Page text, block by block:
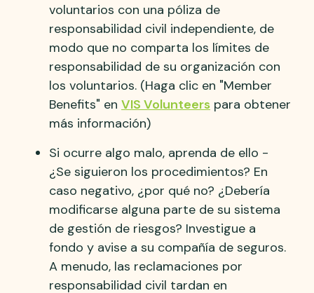
voluntarios con una póliza de
responsabilidad civil independiente, de
modo que no comparta los límites de
responsabilidad de su organización con
los voluntarios. (Haga clic en "Member
Benefits" en VIS Volunteers para obtener
más información)
Si ocurre algo malo, aprenda de ello -
¿Se siguieron los procedimientos? En
caso negativo, ¿por qué no? ¿Debería
modificarse alguna parte de su sistema
de gestión de riesgos? Investigue a
fondo y avise a su compañía de seguros.
A menudo, las reclamaciones por
responsabilidad civil tardan en